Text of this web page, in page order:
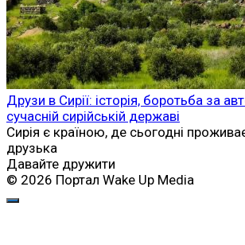
Друзи в Сирії: історія, боротьба за
сучасній сирійській державі
Сирія є країною, де сьогодні
друзька
Давайте дружити
© 2026 Портал Wake Up Media